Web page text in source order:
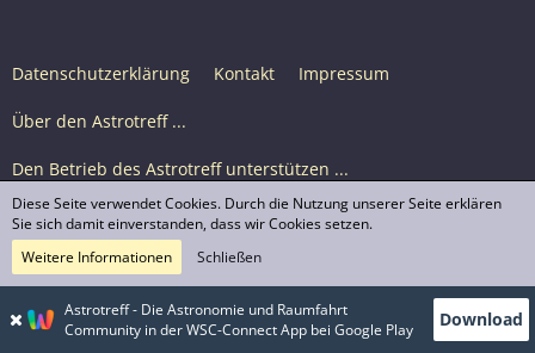
Datenschutzerklärung Kontakt Impressum
Über den Astrotreff ...
Den Betrieb des Astrotreff unterstützen ...
Nutzungsbedingungen
© Astrotreff 2001-2026, lizenziert unter CC BY-SA,
sofern für einzelne Inhalte nicht anders angegeben
Astrotreff - Die Astronomie und Raumfahrt
Community in der WSC-Connect App bei Google Play
Download
Diese Seite verwendet Cookies. Durch die Nutzung unserer Seite erklären
Sie sich damit einverstanden, dass wir Cookies setzen.
Weitere Informationen
Schließen